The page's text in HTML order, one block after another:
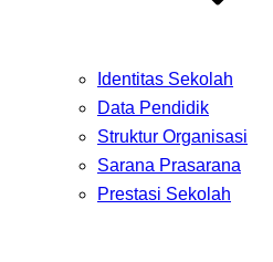
Identitas Sekolah
Data Pendidik
Struktur Organisasi
Sarana Prasarana
Prestasi Sekolah